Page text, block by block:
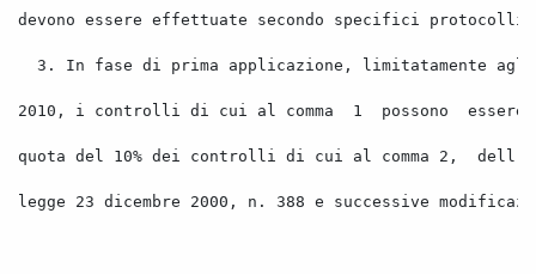
devono essere effettuate secondo specifici
3. In fase di prima applicazione, limitatamente agli
2010, i controlli di cui al comma 1 possono essere
quota del 10% dei controlli di cui al comma 2,
legge 23 dicembre 2000, n. 388 e successive